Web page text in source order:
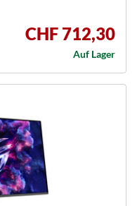
CHF 712,30
Auf Lager